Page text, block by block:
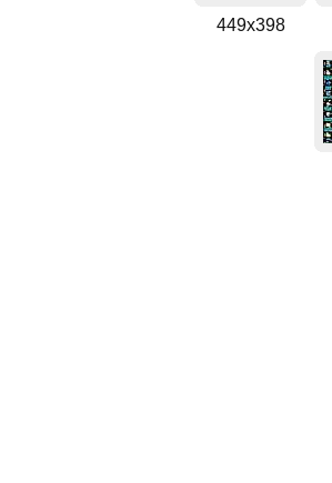
449x398